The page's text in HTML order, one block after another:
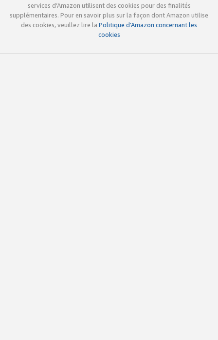
services d’Amazon utilisent des cookies pour des finalités
supplémentaires. Pour en savoir plus sur la façon dont Amazon utilise
des cookies, veuillez lire la Politique d’Amazon concernant les
cookies